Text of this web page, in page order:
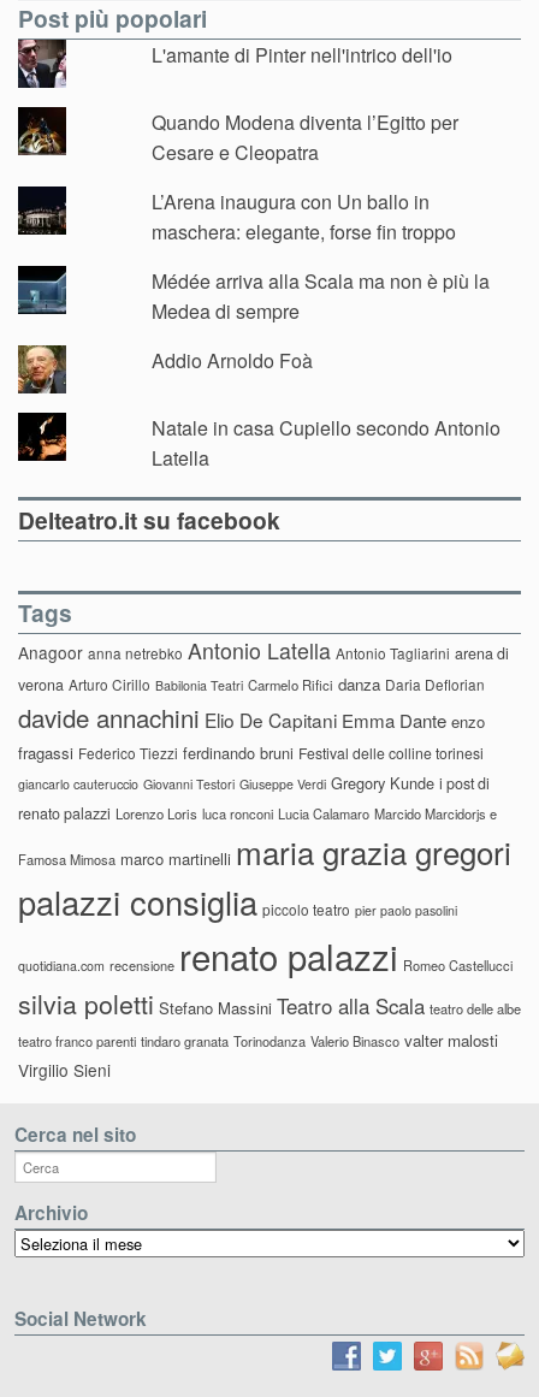
Post più popolari
L'amante di Pinter nell'intrico dell'io
Quando Modena diventa l’Egitto per
Cesare e Cleopatra
L’Arena inaugura con Un ballo in
maschera: elegante, forse fin troppo
Médée arriva alla Scala ma non è più la
Medea di sempre
Addio Arnoldo Foà
Natale in casa Cupiello secondo Antonio
Latella
Delteatro.it su facebook
Tags
Anagoor anna netrebko Antonio Latella Antonio Tagliarini arena di
verona Arturo Cirillo Babilonia Teatri Carmelo Rifici danza Daria Deflorian
davide annachini Elio De Capitani Emma Dante enzo
fragassi Federico Tiezzi ferdinando bruni Festival delle colline torinesi
giancarlo cauteruccio Giovanni Testori Giuseppe Verdi Gregory Kunde i post di
renato palazzi Lorenzo Loris luca ronconi Lucia Calamaro Marcido Marcidorjs e
Famosa Mimosa marco martinelli maria grazia gregori
palazzi consiglia piccolo teatro pier paolo pasolini
quotidiana.com recensione renato palazzi Romeo Castellucci
silvia poletti Stefano Massini Teatro alla Scala teatro delle albe
teatro franco parenti tindaro granata Torinodanza Valerio Binasco valter malosti
Virgilio Sieni
Cerca nel sito
Archivio
Archivio
Social Network